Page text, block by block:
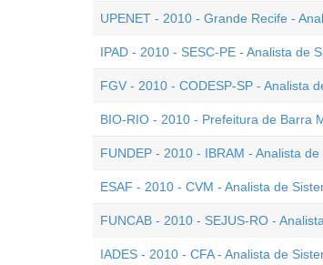
UPENET - 2010 - Grande Recife -
IPAD - 2010 - SESC-PE - Analista de
FGV - 2010 - CODESP-SP - Analista
BIO-RIO - 2010 - Prefeitura de Barra
FUNDEP - 2010 - IBRAM - Analista
ESAF - 2010 - CVM - Analista de
FUNCAB - 2010 - SEJUS-RO -
IADES - 2010 - CFA - Analista de